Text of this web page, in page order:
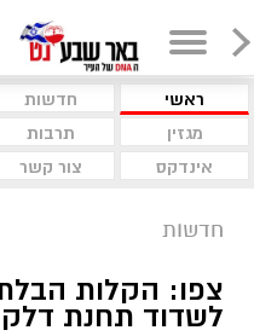
ראשי חדשות
מגזין
תרבות
אינדקס
צור קשר
חדשות
צפו: הקלות
לשדוד תחנת